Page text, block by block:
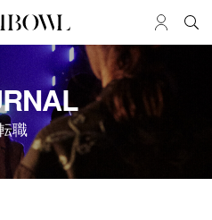
求人検索
新着求人
ブランド一覧
職